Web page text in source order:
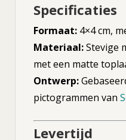
Specificaties
Formaat: 4×4 cm,
Materiaal:Stevige
met een matte
Ontwerp:
pictogrammen van
Levertijd